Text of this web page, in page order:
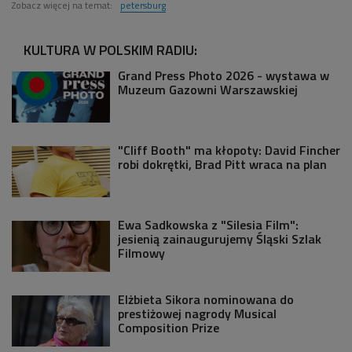
Zobacz więcej na temat: petersburg
KULTURA W POLSKIM RADIU:
Grand Press Photo 2026 - wystawa w
Muzeum Gazowni Warszawskiej
"Cliff Booth" ma kłopoty: David Fincher
robi dokrętki, Brad Pitt wraca na plan
Ewa Sadkowska z "Silesia Film":
jesienią zainaugurujemy Śląski Szlak
Filmowy
Elżbieta Sikora nominowana do
prestiżowej nagrody Musical
Composition Prize